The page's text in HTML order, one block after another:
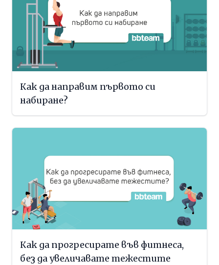
Как да направим първото си
набиране?
Как да прогресирате във фитнеса,
без да увеличавате тежестите